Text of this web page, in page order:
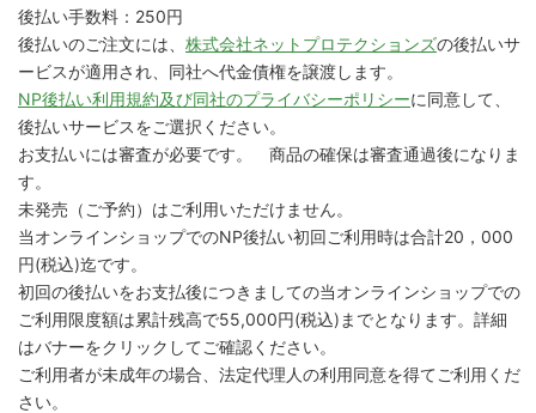
後払い手数料：250円
後払いのご注文には、 株式会社ネットプロテクションズの後払いサ
ービスが適用され、同社へ代金債権を譲渡します。
NP後払い利用規約及び同社のプライバシーポリシーに同意して、
後払いサービスをご選択ください。
お支払いには審査が必要です。 商品の確保は審査通過後になりま
す。
未発売（ご予約）はご利用いただけません。
当オンラインショップでのNP後払い初回ご利用時は合計20，000
円(税込)迄です。
初回の後払いをお支払後につきましての当オンラインショップでの
ご利用限度額は累計残高で55,000円(税込)までとなります。詳細
はバナーをクリックしてご確認ください。
ご利用者が未成年の場合、法定代理人の利用同意を得てご利用くだ
さい。